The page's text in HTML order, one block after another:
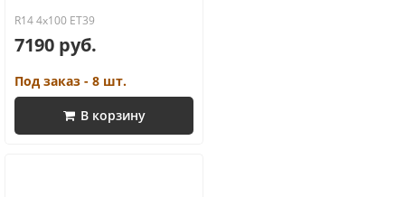
R14 4x100 ET39
7190 руб.
Под заказ - 8 шт.
В корзину